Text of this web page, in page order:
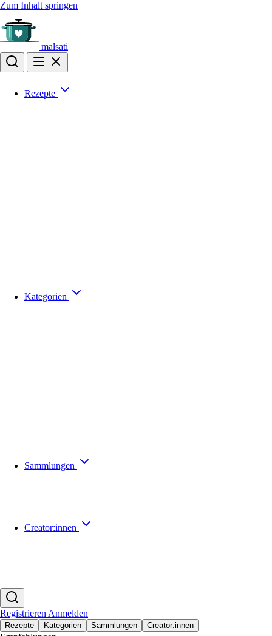
Zum Inhalt springen
malsati
Rezepte
Kategorien
Sammlungen
Creator:innen
Registrieren Anmelden
Rezepte Kategorien Sammlungen Creator:innen